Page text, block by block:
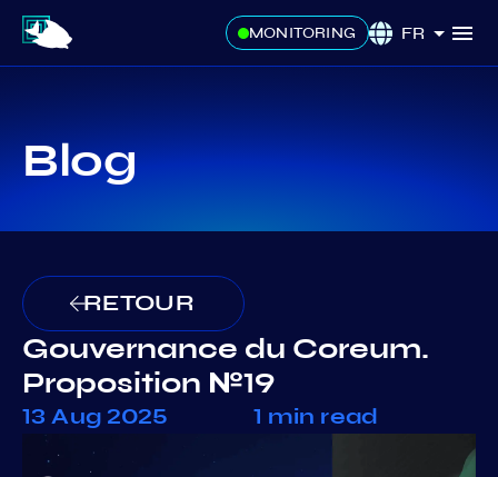
MONITORING FR
Blog
RETOUR
Gouvernance du Coreum.
Proposition №19
13 Aug 2025 1 min read